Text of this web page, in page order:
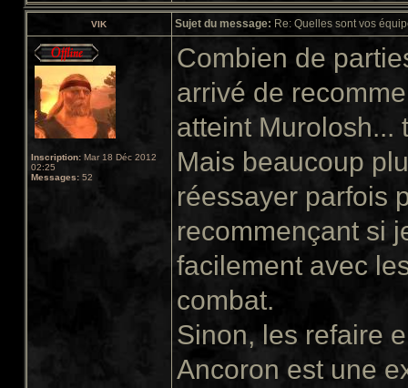
VIK Sujet du message: Re: Quelles sont vos
Inscription: Mar 18 Déc 2012
02:25
Messages: 52
Combien de
arrivé de
atteint Murolosh...
Mais beaucoup
réessayer parfois
recommençant si
facilement avec
combat.
Sinon, les refaire
Ancoron est une